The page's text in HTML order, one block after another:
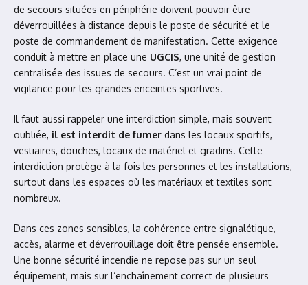
de secours situées en périphérie doivent pouvoir être
déverrouillées à distance depuis le poste de sécurité et le
poste de commandement de manifestation. Cette exigence
conduit à mettre en place une UGCIS, une unité de gestion
centralisée des issues de secours. C’est un vrai point de
vigilance pour les grandes enceintes sportives.
Il faut aussi rappeler une interdiction simple, mais souvent
oubliée, il est interdit de fumer dans les locaux sportifs,
vestiaires, douches, locaux de matériel et gradins. Cette
interdiction protège à la fois les personnes et les installations,
surtout dans les espaces où les matériaux et textiles sont
nombreux.
Dans ces zones sensibles, la cohérence entre signalétique,
accès, alarme et déverrouillage doit être pensée ensemble.
Une bonne sécurité incendie ne repose pas sur un seul
équipement, mais sur l’enchaînement correct de plusieurs